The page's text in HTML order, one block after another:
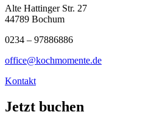
Alte Hattinger Str. 27
44789 Bochum
0234 – 97886886
office@kochmomente.de
Kontakt
Jetzt buchen